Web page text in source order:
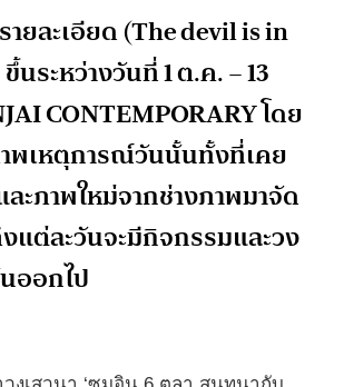
ายละเอียด (The devil is in
นระหว่างวันที่ 1 ต.ค. – 13
CONTEMPORARY โดย
พเหตุการณ์วันนั้นทั้งที่เคย
ละภาพใหม่จากช่างภาพมาจัด
แต่ละวันจะมีกิจกรรมและวง
ออกไป